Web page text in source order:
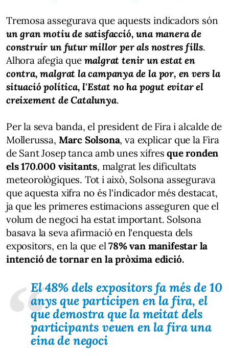
Tremosa assegurava que aquests indicadors són
un gran motiu de satisfacció, una manera de
construir un futur millor per als nostres fills.
Alhora afegia que malgrat tenir un estat en
contra, malgrat la campanya de la por, en vers la
situació política, l'Estat no ha pogut evitar el
creixement de Catalunya.
Per la seva banda, el president de Fira i alcalde de
Mollerussa, Marc Solsona, va explicar que la Fira
de Sant Josep tanca amb unes xifresque ronden
els 170.000 visitants, malgrat les dificultats
meteorològiques. Tot i això, Solsona assegurava
que aquesta xifra no és l'indicador més destacat,
ja que les primeres estimacions asseguren que el
volum de negoci ha estat important. Solsona
basava la seva afirmació en l'enquesta dels
expositors, en la que el78% van manifestar la
intenció de tornar en la pròxima edició.
El 48% dels expositors fa més de 10
anys que participen en la fira, el
que demostra que la meitat dels
participants veuen en la fira una
eina de negoci